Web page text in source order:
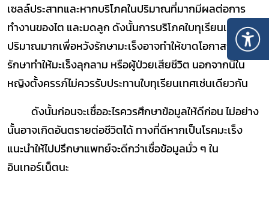
เซลล์ประสาทและหากบริโภคในปริมาณที่มากมีผลต่อการ
ทำงานของไต และมดลูก ดังนั้นการบริโภคใบทุเรียนเทศใน
ปริมาณมากเพื่อหวังรักษามะเร็งอาจทำให้ขาดโอกาสการ
รักษาทำให้มะเร็งลุกลาม หรือผู้ป่วยเสียชีวิต นอกจากนี้ใน
หญิงตั้งครรภ์ไม่ควรรับประทานใบทุเรียนเทศเช่นเดียวกัน
ดังนั้นก่อนจะเชื่ออะไรควรศึกษาข้อมูลให้ดีก่อน ไม่อย่าง
นั้นอาจเกิดอันตรายต่อชีวิตได้ ทางที่ดีหากเป็นโรคมะเร็ง
แนะนำให้ไปปรึกษาแพทย์จะดีกว่าเชื่อข้อมูลมั่ว ๆ ใน
อินเทอร์เน็ตนะ